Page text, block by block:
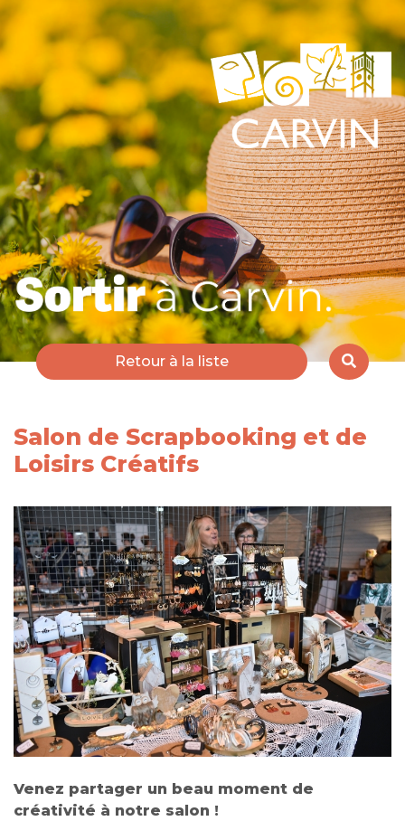
Retour à la liste
Salon de Scrapbooking et de
Loisirs Créatifs
Venez partager un beau moment de
créativité à notre salon !